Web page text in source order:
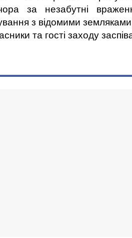
за незабутні
з відомими
та гості заходу